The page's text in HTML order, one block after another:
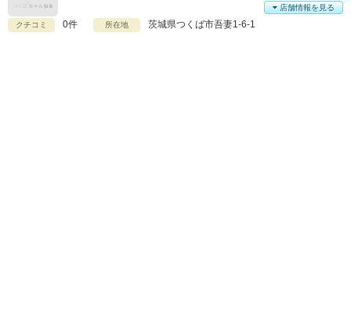
クチコミ 0件 所在地 茨城県つくば市吾妻1-6-1
店舗情報を見る